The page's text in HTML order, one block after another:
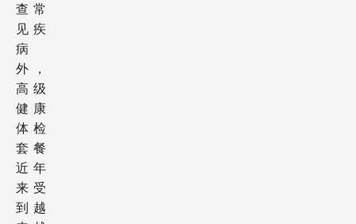
查常
见疾
病
外，
高级
健康
体检
套餐
近年
来受
到越